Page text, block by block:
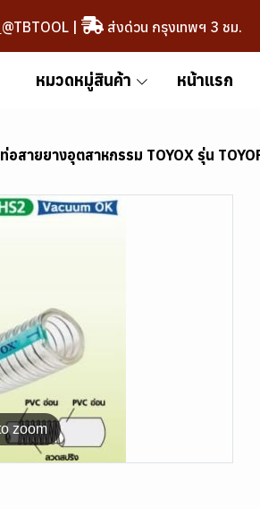
@TBTOOL| ส่งด่วน กรุงเทพฯ 3 ชม.
หมวดหมู่สินค้า หน้าแรก
ท่อสายยางอุตสาหกรรม TOYOX รุ่น
zoom